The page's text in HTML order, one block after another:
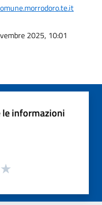
2025, 10:01
le informazioni